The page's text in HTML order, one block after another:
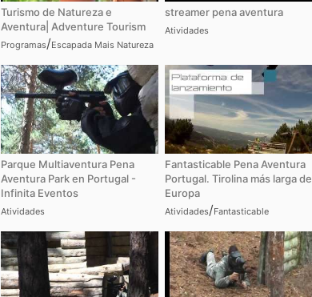
Turismo de Natureza e
Aventura| Adventure Tourism
Programas/Escapada Mais Natureza
streamer pena aventura
Atividades
Parque Multiaventura Pena
Aventura Park en Portugal -
Infinita Eventos
Atividades
Fantasticable Pena Aventura
Portugal. Tirolina más larga de
Europa
Atividades/Fantasticable